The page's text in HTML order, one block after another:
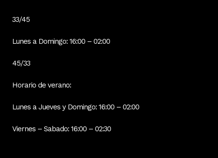
33/45
Lunes a Domingo: 16:00 – 02:00
45/33
Horario de verano:
Lunes a Jueves y Domingo: 16:00 – 02:00
Viernes – Sabado: 16:00 – 02:30